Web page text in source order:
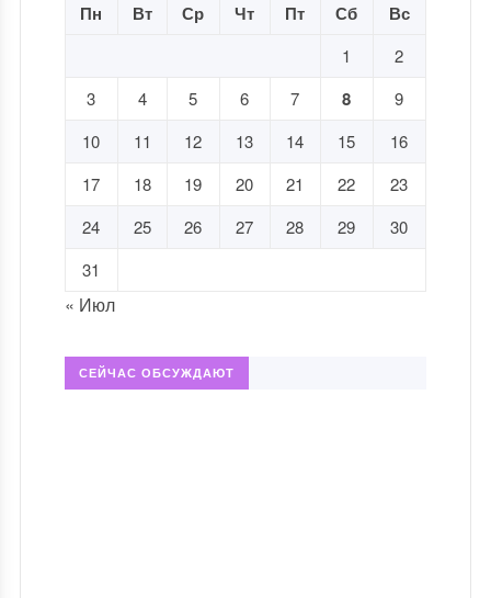
Пн Вт Ср Чт Пт Сб Вс
1
2
3
4 5 6 7 8
9
10
11 12 13 14 15
16
17
18 19 20 21 22
23
24
25 26 27 28 29
30
31
« Июл
СЕЙЧАС ОБСУЖДАЮТ